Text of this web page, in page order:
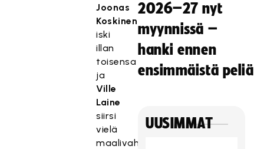
Joonas
Koskinen
iski
illan
toisensa
ja
Ville
Laine
siirsi
vielä
maalivahti
2026–27 nyt
myynnissä –
hanki ennen
ensimmäistä peliä
UUSIMMAT